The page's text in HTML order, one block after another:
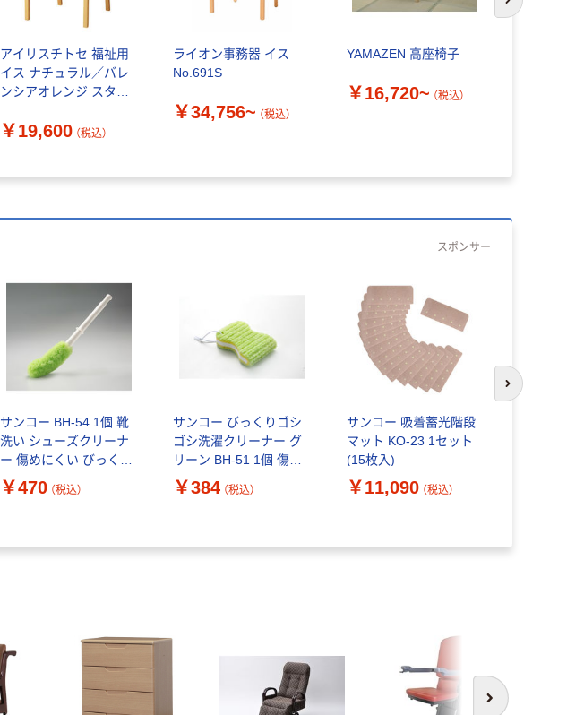
アイリスチトセ 福祉用
イス ナチュラル／バレ
ンシアオレンジ スタッ
ニールレザー 介護 安定
￥19,600 （税込）
ライオン事務器 イス
No.691S
￥34,756~ （税込）
YAMAZEN 高座椅子
￥16,720~ （税込）
次のスライド
スポンサー
サンコー BH-54 1個 靴
洗い シューズクリーナ
ー 傷めにくい びっくり
フレッシュ 日本製 洗濯
用品 泥汚れ（直送品）
￥470 （税込）
サンコー びっくりゴシ
ゴシ洗濯クリーナー グ
リーン BH-51 1個 傷め
にくい びっくりフレッ
シュ 日本製 泥汚れ（直
￥384 （税込）
サンコー 吸着蓄光階段
マット KO-23 1セット
(15枚入)
￥11,090 （税込）
次のスライド
次へ